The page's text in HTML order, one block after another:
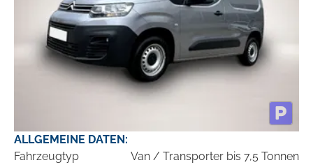
ALLGEMEINE DATEN:
Fahrzeugtyp
Van / Transporter bis 7,5 Tonnen